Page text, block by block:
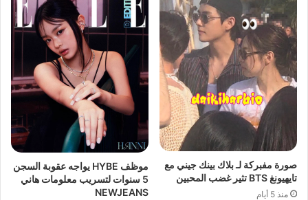
صورة مفبركة لـ بلاك بينك جيني مع
تايهيونغ BTS تثير غضب المحبين
منذ 5 أيام
موظف HYBE يواجه عقوبة السجن
5 سنوات لتسريب معلومات هاني
NEWJEANS